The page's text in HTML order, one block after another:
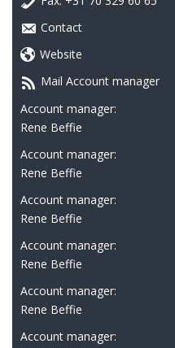
Contact
Website
Mail Account manager
Account manager:
Rene Beffie
Account manager:
Rene Beffie
Account manager:
Rene Beffie
Account manager:
Rene Beffie
Account manager:
Rene Beffie
Account manager: